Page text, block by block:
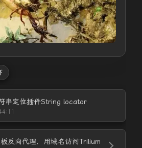
串定位插件String locator
反向代理，用域名访问Trilium